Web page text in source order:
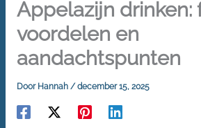
Appelazijn drinken:
voordelen en
aandachtspunten
Door Hannah /december 15, 2025